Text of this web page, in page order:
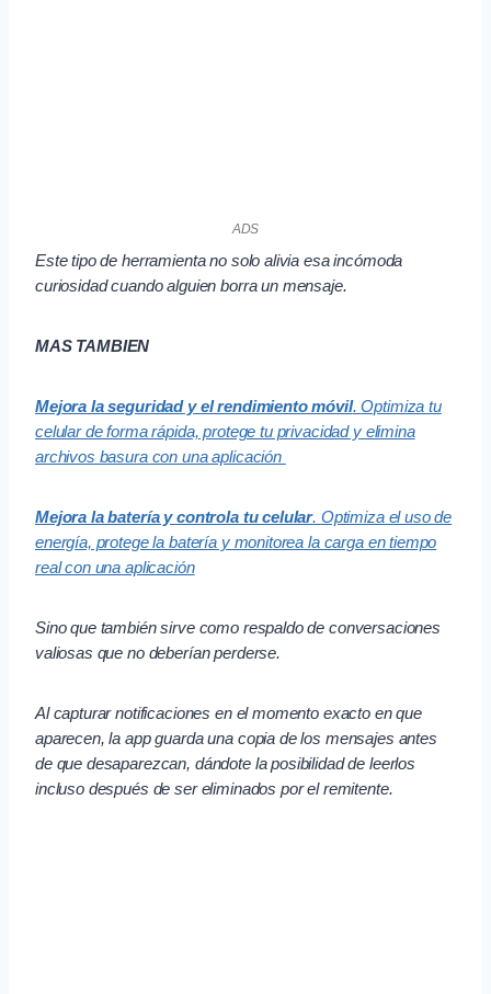
ADS
Este tipo de herramienta no solo alivia esa incómoda
curiosidad cuando alguien borra un mensaje.
MAS TAMBIEN
Mejora la seguridad y el rendimiento móvil.Optimiza tu
celular de forma rápida, protege tu privacidad y elimina
archivos basura con una aplicación
Mejora la batería y controla tu celular. Optimiza el uso de
energía, protege la batería y monitorea la carga en tiempo
real con una aplicación
Sino que también sirve como respaldo de conversaciones
valiosas que no deberían perderse.
Al capturar notificaciones en el momento exacto en que
aparecen, la app guarda una copia de los mensajes antes
de que desaparezcan, dándote la posibilidad de leerlos
incluso después de ser eliminados por el remitente.